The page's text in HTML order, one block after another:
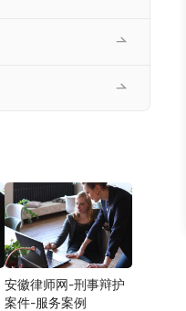
安徽律师网-刑事辩护
案件-服务案例